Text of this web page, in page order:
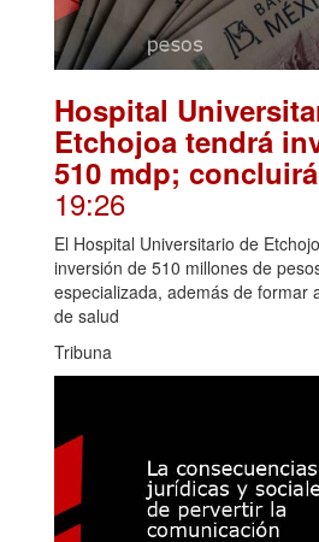
Hospital
Etchojoa tendrá
510 mdp;
19:26
El Hospital Universitario de
inversión de 510 millones de
especializada, además de formar
de salud
Tribuna